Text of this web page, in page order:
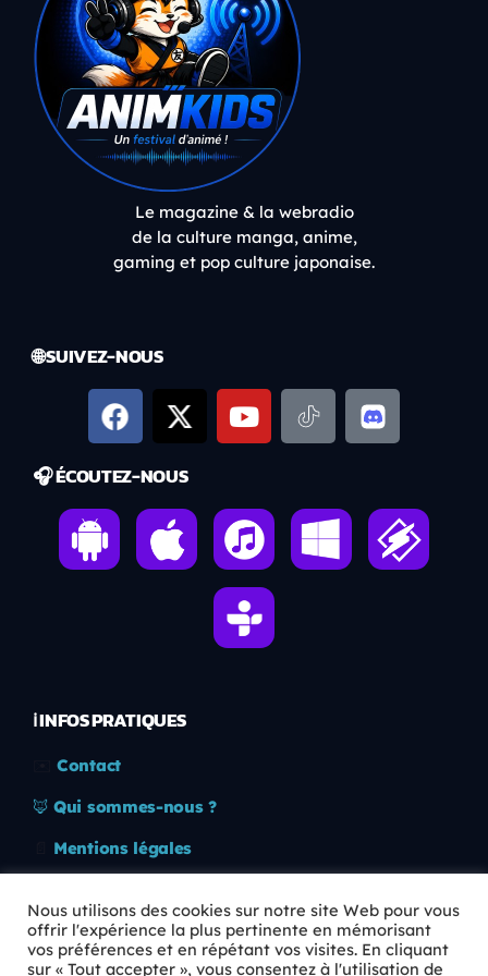
Le magazine & la webradio
de la culture manga, anime,
gaming et pop culture japonaise.
🌐 SUIVEZ-NOUS
🎧 ÉCOUTEZ-NOUS
ℹ️ INFOS PRATIQUES
Contact
🦊 Qui sommes-nous ?
Mentions légales
🛡️ RGPD
Nous utilisons des cookies sur notre site Web pour vous
offrir l'expérience la plus pertinente en mémorisant
vos préférences et en répétant vos visites. En cliquant
sur « Tout accepter », vous consentez à l'utilisation de